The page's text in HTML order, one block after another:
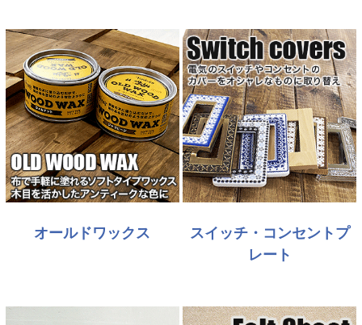
オールドワックス
スイッチ・コンセントプ
レート